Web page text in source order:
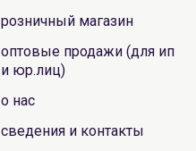
розничный магазин
оптовые продажи (для ип
и юр.лиц)
о нас
сведения и контакты